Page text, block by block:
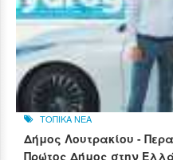
ΤΟΠΙΚΑ ΝΕΑ
Δήμος Λουτρακίου -
Πρώτος Δήμος στην